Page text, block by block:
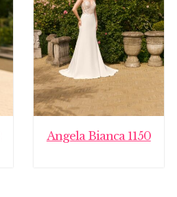
Angela Bianca 1150